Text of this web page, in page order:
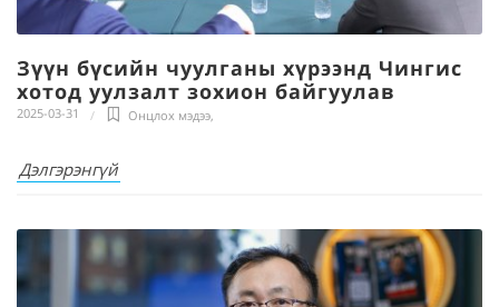
Зүүн бүсийн чуулганы хүрээнд Чингис
хотод уулзалт зохион байгуулав
2025-03-31 Онцлох мэдээ,
Дэлгэрэнгүй